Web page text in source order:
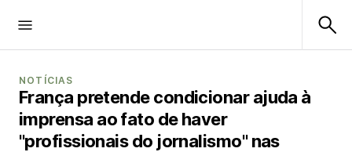
NOTÍCIAS
França pretende condicionar ajuda à
imprensa ao fato de haver
"profissionais do jornalismo" nas